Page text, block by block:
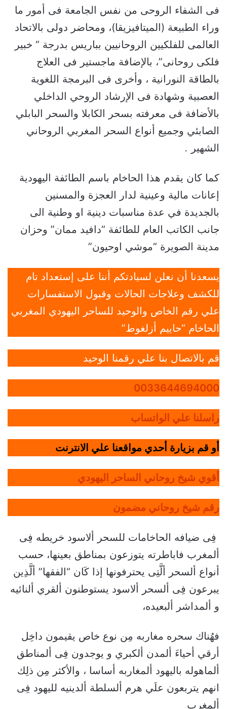
فى الشفاء الروحى من نفس الجامعة فى أمور ما
وراء الطبيعة (الميتافيزيقا)، ومحاضر دولى بالاتحاد
العالمى للفلكيين الروحانيين بباريس بدرجة “ خبير
فلكى روحانى”، بالإضافة ماجستير فى العلاج
بالطاقة النورانية ، وأخرى فى البرمجة اللغوية
العصبية وشهادة فى الإرشاد الروحي الداخلي
بالأضافة فى معرفته بسحر الكابلا والسحر البابلي
الصابئي وجميع أنواع السحر المغربي الروحاني
الشهير .
كما كان يقدم هذا الحاخام باسم الطائفة اليهودية
إعانات مالية وعينية لدار العجزة والمسنين
بالجديدة في عدة مناسبات دينية او وطنية الى
جانب الكاتب العام للطائفة “دافيد ممان” وحزان
مدينة الصويرة “موشي اوحيون”
يسعدنا أن نعلن لسيادتكم أننا على إستعداد تام
للكشف وعلاجات الحالات وقبول الاستفسارات
علي رقم الخاص والوحيد للساحر اليهودي المغربي
الحاخام “حاييم أزلغوط”
قم بالاتصال بنا علي رقمنا الوحيد
0033644694000
راسلنا علي الواتساب
أو قم بزيارة أحدي مواقعنا علي الانترنت
أقوي شيخ روحاني الساحر اليهودي
رقم شيخ روحاني مضمون
فِى ضيافه الحاخامات للسحر ألاسود خريطه فِى
ألمغرب فاباطرته يتوزعون بمناطق بعينها، حسب
أنواع ألسحر ألَّتِى يحترفونها إذا كَان “الفقها” ألَّذِين
يبرعون فِى ألسحر ألاسود يستوطنون ألقري ألنائيه
و ألمداشر ألبعيده،
فهُناك سحره مغاربه مِن نوع خاص يقيمون داخِل
أرقي أحياءَ ألمدن ألكبري و يوجدون فِى ألمناطق
ألماهوله باليهود ألمغاربه أساسا ، والأكثر مِن ذلِك
انهم يتربعون علَي هرم ألسلطة ألدينيه لليهود فِى
ألمغرب